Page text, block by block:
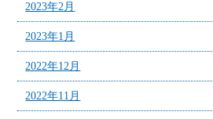
2023年2月
2023年1月
2022年12月
2022年11月